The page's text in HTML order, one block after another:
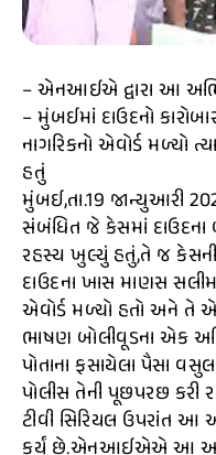
– એનઆઈએ દ્વારા આ
– મુંબઈમાં દાઉદનો
નાગરિકનો એવોર્ડ
હતું
મુંબઈ,તા.19 જાન્યુઆરી
સંબંધિત જે કેસમાં દાઉદના
રહસ્ય ખુલ્યું હતું,તે જ
દાઉદના ખાસ માણસ સલીમ
એવોર્ડ મળ્યો હતો અને તે
ભાષણ બોલીવૂડના એક
પોતાના ફસાયેલા પૈસા
પોલીસ તેની પૂછપરછ કરી
ટીવી સિરિયલ ઉપરાંત આ